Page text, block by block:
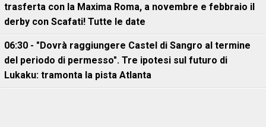
trasferta con la Maxima Roma, a novembre e febbraio il
derby con Scafati! Tutte le date
06:30 - "Dovrà raggiungere Castel di Sangro al termine
del periodo di permesso". Tre ipotesi sul futuro di
Lukaku: tramonta la pista Atlanta